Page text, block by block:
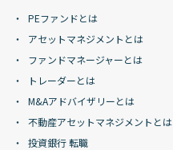
PEファンドとは
アセットマネジメントとは
ファンドマネージャーとは
トレーダーとは
M&Aアドバイザリーとは
不動産アセットマネジメントとは
投資銀行 転職